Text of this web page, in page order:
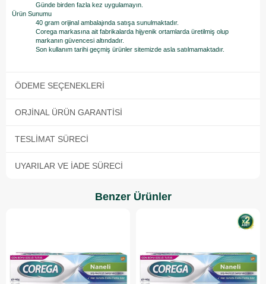
Günde birden fazla kez uygulamayın.
Ürün Sunumu
40 gram orijinal ambalajında satışa sunulmaktadır.
Corega markasına ait fabrikalarda hijyenik ortamlarda üretilmiş olup
markanın güvencesi altındadır.
Son kullanım tarihi geçmiş ürünler sitemizde asla satılmamaktadır.
ÖDEME SEÇENEKLERI
ORJINAL ÜRÜN GARANTISI
TESLIMAT SÜRECI
UYARILAR VE İADE SÜRECI
Benzer Ürünler